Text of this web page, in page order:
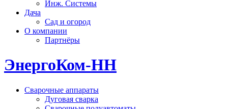
Инж. Системы
Дача
Сад и огород
О компании
Партнёры
ЭнергоКом-НН
Сварочные аппараты
Дуговая сварка